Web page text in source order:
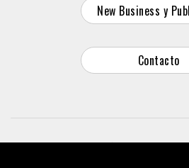
New Business y
Contacto